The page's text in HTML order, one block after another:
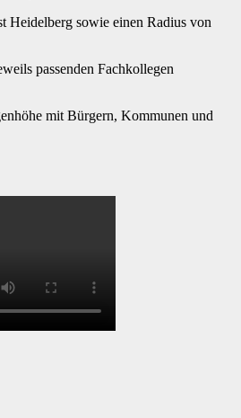
Heidelberg sowie einen Radius von
passenden Fachkollegen
mit Bürgern, Kommunen und